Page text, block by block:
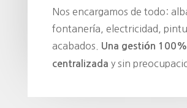
Nos encargamos de todo:
fontanería, electricidad,
acabados.
Una gestión 100%
centralizada y sin